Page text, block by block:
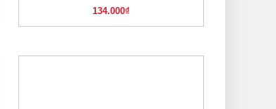
134.000₫